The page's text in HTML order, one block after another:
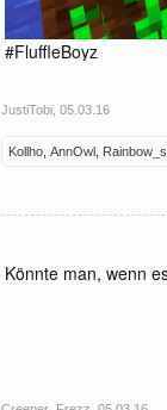
#FluffleBoyz
JustiTobi 05.03.16
Kollho AnnOwl
Könnte man, wenn